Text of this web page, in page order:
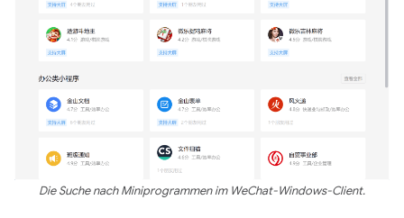
Die Suche nach Miniprogrammen im WeChat-Windows-Client.